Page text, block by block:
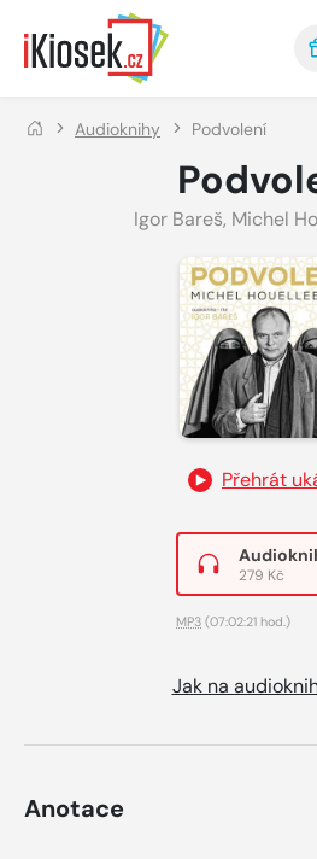
Přejít na hlavní obsah
Audioknihy Podvolení
Igor Bareš, Michel
Přehrát
279 Kč
MP3 (07:02:21 hod.)
Jak na
Anotace